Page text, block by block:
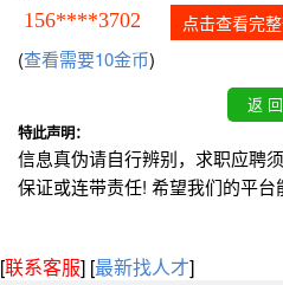
156****3702 点击查看完
(查看需要10金币)
特此声明：
信息真伪请自行辨别，求职应聘
保证或连带责任! 希望我们的平台
[联系客服] [最新找人才]